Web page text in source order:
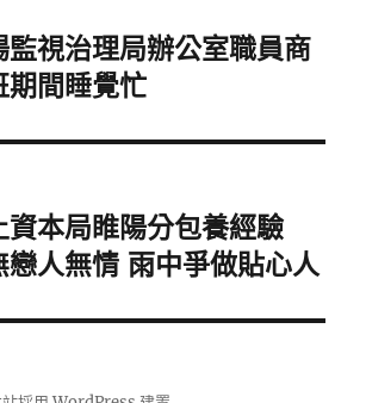
監視治理局辦公室職員商
期間睡覺忙
資本局睢陽分包養經驗
戀人無情 雨中爭做貼心人